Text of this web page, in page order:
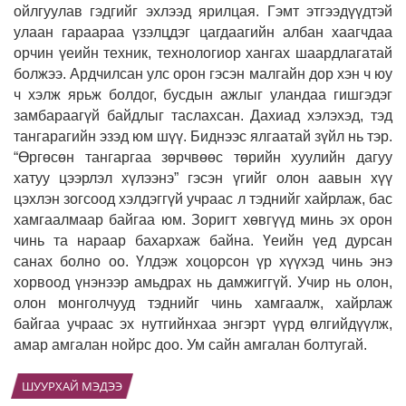
ойлгуулав гэдгийг эхлээд ярилцая. Гэмт этгээдүүдтэй
улаан гараараа үзэлцдэг цагдаагийн албан хаагчдаа
орчин үеийн техник, технологиор хангах шаардлагатай
болжээ. Ардчилсан улс орон гэсэн малгайн дор хэн ч юу
ч хэлж ярьж болдог, бусдын ажлыг уландаа гишгэдэг
замбараагүй байдлыг таслахсан. Дахиад хэлэхэд, тэд
тангарагийн эзэд юм шүү. Биднээс ялгаатай зүйл нь тэр.
“Өргөсөн тангаргаа зөрчвөөс төрийн хуулийн дагуу
хатуу цээрлэл хүлээнэ” гэсэн үгийг олон аавын хүү
цэхлэн зогсоод хэлдэггүй учраас л тэднийг хайрлаж, бас
хамгаалмаар байгаа юм. Зоригт хөвгүүд минь эх орон
чинь та нараар бахархаж байна. Үеийн үед дурсан
санах болно оо. Үлдэж хоцорсон үр хүүхэд чинь энэ
хорвоод үнэнээр амьдрах нь дамжиггүй. Учир нь олон,
олон монголчууд тэднийг чинь хамгаалж, хайрлаж
байгаа учраас эх нутгийнхаа энгэрт үүрд өлгийдүүлж,
амар амгалан нойрс доо. Ум сайн амгалан болтугай.
ШУУРХАЙ МЭДЭЭ